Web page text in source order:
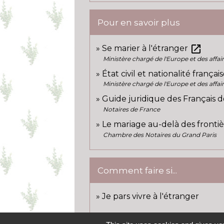
Pour en savoir plus
Se marier à l'étranger open_in_new
Ministère chargé de l'Europe et des
État civil et nationalité
Ministère chargé de l'Europe et des
Guide juridique des Français
Notaires de France
Le mariage au-delà des
Chambre des Notaires du Grand Paris
Comment faire si...
Je pars vivre à l'étranger